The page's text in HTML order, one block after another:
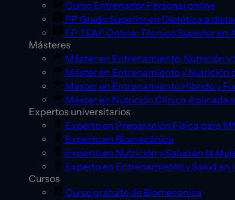
Curso Entrenador Personal online
FP Grado Superior en Dietética a
FP TSAF Online: Técnico Superior
Másteres
Máster en Entrenamiento, Nutrición y
Máster en Entrenamiento y Nutrición
Máster en Entrenamiento Híbrido y
Máster en Nutrición Clínica Aplicada
Expertos universitarios
Experto en Preparación Física para
Experto en Biomecánica
Experto en Nutrición y Salud en la
Experto en Entrenamiento y Salud en
Cursos
Curso gratuito de Biomecánica